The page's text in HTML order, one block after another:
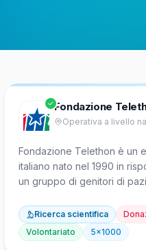
Fondazione
Operativa a livello
Fondazione Telethon è un
italiano nato nel 1990 in
un gruppo di genitori di
Finanzia la ricerca
tali patologie, selezionando
tramite processo di peer
Ricerca scientifica
Volontariato
5x1000